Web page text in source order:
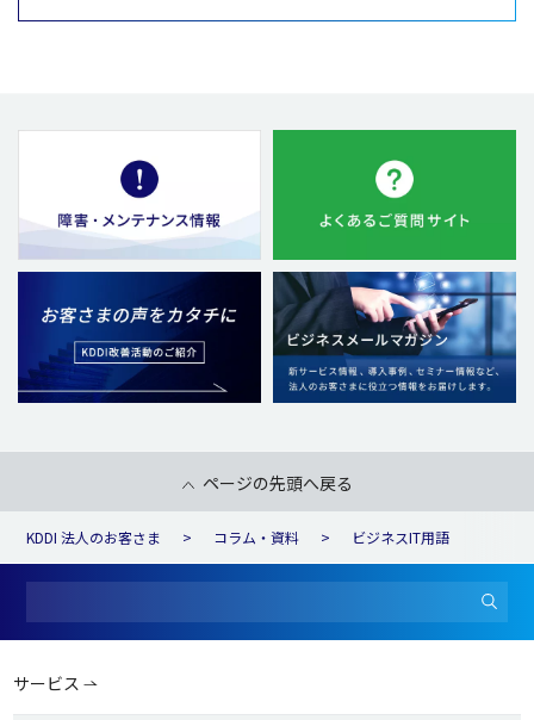
ページの先頭へ戻る
KDDI 法人のお客さま コラム・資料 ビジネスIT用語
サービス